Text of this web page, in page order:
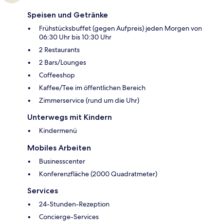
Speisen und Getränke
Frühstücksbuffet (gegen Aufpreis) jeden Morgen von
06:30 Uhr bis 10:30 Uhr
2 Restaurants
2 Bars/Lounges
Coffeeshop
Kaffee/Tee im öffentlichen Bereich
Zimmerservice (rund um die Uhr)
Unterwegs mit Kindern
Kindermenü
Mobiles Arbeiten
Businesscenter
Konferenzfläche (2000 Quadratmeter)
Services
24-Stunden-Rezeption
Concierge-Services